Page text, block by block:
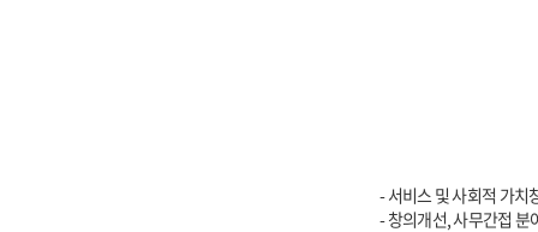
- 서비스 및 사회적 가치
- 창의개선, 사무간접 분